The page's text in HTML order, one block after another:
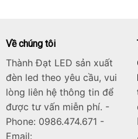
Về chúng tôi
Thành Đạt LED sản xuất
đèn led theo yêu cầu, vui
lòng liên hệ thông tin để
được tư vấn miễn phí. -
Phone: 0986.474.671 -
Email: